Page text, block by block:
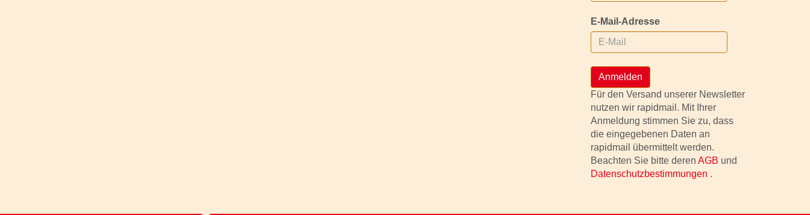
E-Mail-Adresse
Anmelden
Für den Versand unserer Newsletter
nutzen wir rapidmail. Mit Ihrer
Anmeldung stimmen Sie zu, dass
die eingegebenen Daten an
rapidmail übermittelt werden.
Beachten Sie bitte deren AGB und
Datenschutzbestimmungen .